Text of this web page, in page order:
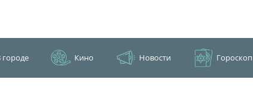
городе Кино Новости Гороскоп